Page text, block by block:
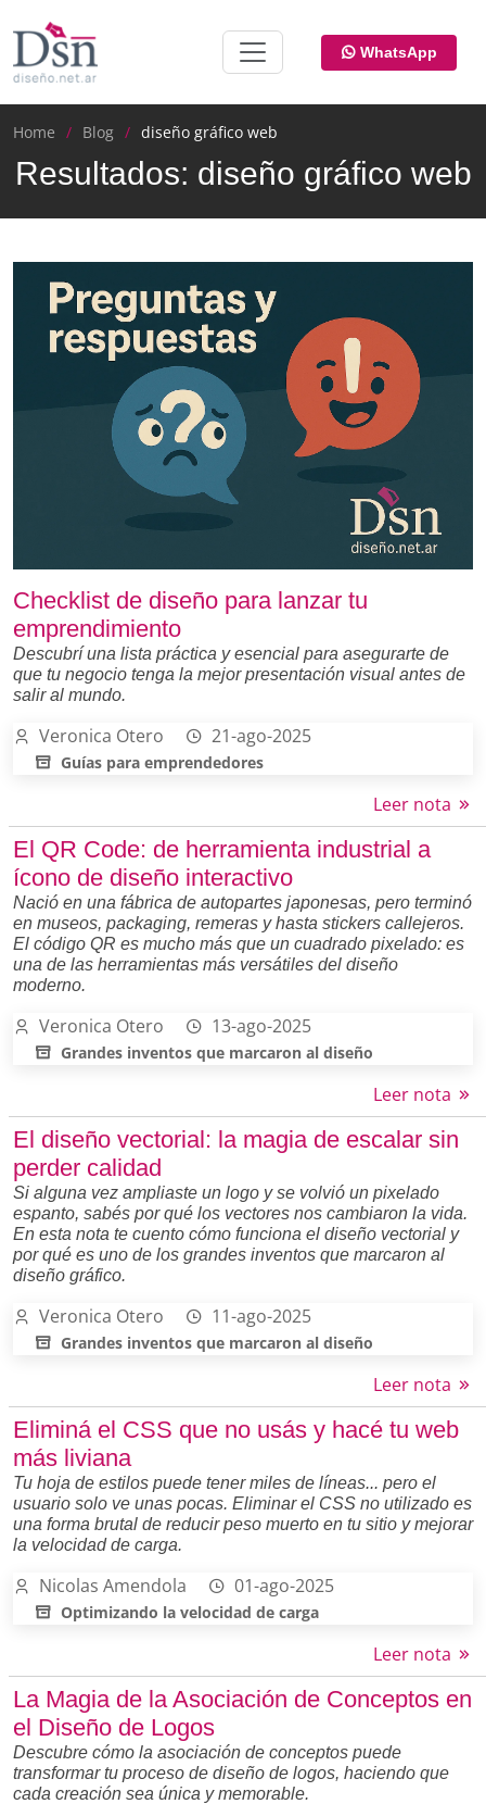
WhatsApp
Home Blog diseño gráfico web
Resultados: diseño gráfico web
Checklist de diseño para lanzar tu
emprendimiento
Descubrí una lista práctica y esencial para asegurarte de
que tu negocio tenga la mejor presentación visual antes de
salir al mundo.
Veronica Otero 21-ago-2025
Guías para emprendedores
Leer nota
El QR Code: de herramienta industrial a
ícono de diseño interactivo
Nació en una fábrica de autopartes japonesas, pero terminó
en museos, packaging, remeras y hasta stickers callejeros.
El código QR es mucho más que un cuadrado pixelado: es
una de las herramientas más versátiles del diseño
moderno.
Veronica Otero 13-ago-2025
Grandes inventos que marcaron al diseño
Leer nota
El diseño vectorial: la magia de escalar sin
perder calidad
Si alguna vez ampliaste un logo y se volvió un pixelado
espanto, sabés por qué los vectores nos cambiaron la vida.
En esta nota te cuento cómo funciona el diseño vectorial y
por qué es uno de los grandes inventos que marcaron al
diseño gráfico.
Veronica Otero 11-ago-2025
Grandes inventos que marcaron al diseño
Leer nota
Eliminá el CSS que no usás y hacé tu web
más liviana
Tu hoja de estilos puede tener miles de líneas... pero el
usuario solo ve unas pocas. Eliminar el CSS no utilizado es
una forma brutal de reducir peso muerto en tu sitio y mejorar
la velocidad de carga.
Nicolas Amendola 01-ago-2025
Optimizando la velocidad de carga
Leer nota
La Magia de la Asociación de Conceptos en
el Diseño de Logos
Descubre cómo la asociación de conceptos puede
transformar tu proceso de diseño de logos, haciendo que
cada creación sea única y memorable.